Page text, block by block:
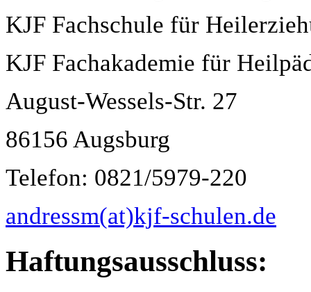
KJF Fachschule für
KJF Fachakademie für
August-Wessels-Str. 27
86156 Augsburg
Telefon: 0821/5979-220
andressm(at)kjf-schulen.de
Haftungsausschluss: